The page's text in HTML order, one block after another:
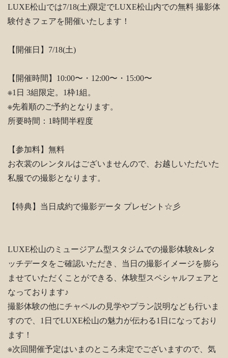
LUXE松山では7/18(土)限定でLUXE松山内での無料 撮影体
験付きフェアを開催いたします！
【開催日】7/18(土)
【開催時間】10:00〜・12:00〜・15:00〜
※1日 3組限定。1枠1組。
※先着順のご予約となります。
所要時間：1時間半程度
【参加料】無料
お衣裳のレンタルはございませんので、お越しいただいた
私服での撮影となります。
【特典】当日成約で撮影データ プレゼント☆彡
LUXE松山のミュージアム型スタジムでの撮影体験&レタ
ッチデータをご確認いただき、当日の撮影イメージを膨ら
ませていただくことができる、体験型スペシャルフェアと
なっております♪
撮影体験の他にチャペルの見学やプラン説明なども行いま
すので、1日でLUXE松山の魅力が伝わる1日になっており
ます！
※次回開催予定はいまのところ未定でございますので、気